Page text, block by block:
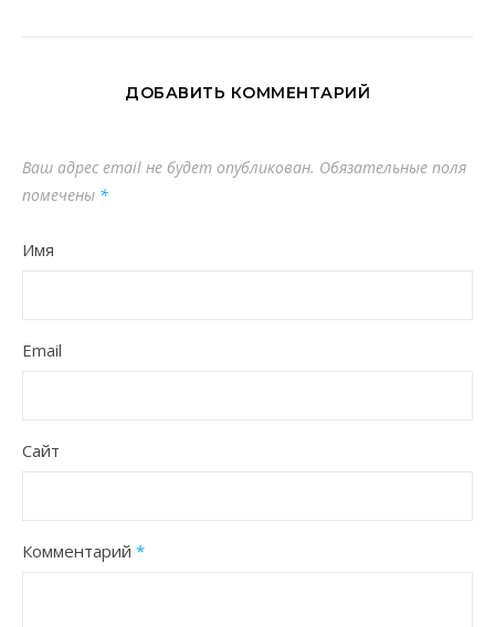
ДОБАВИТЬ КОММЕНТАРИЙ
Ваш адрес email не будет опубликован. Обязательные поля
помечены *
Имя
Email
Сайт
Комментарий *